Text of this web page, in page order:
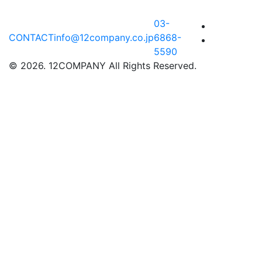
CONTACTinfo@12company.co.jp
03-
6868-
5590
© 2026. 12COMPANY All Rights Reserved.